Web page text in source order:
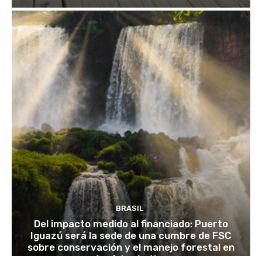
BRASIL
Del impacto medido al financiado: Puerto
Iguazú será la sede de una cumbre de FSC
sobre conservación y el manejo forestal en